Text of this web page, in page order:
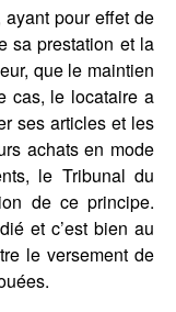
pour effet de
sa prestation et la
que le maintien
cas, le locataire a
ses articles et les
achats en mode
le Tribunal du
de ce principe.
et c’est bien au
le versement de